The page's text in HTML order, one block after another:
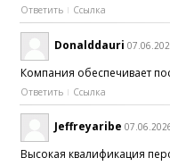
Ответить Ссылка
Donalddauri
Компания обеспечивает
Ответить Ссылка
Jeffreyaribe
Высокая квалификация